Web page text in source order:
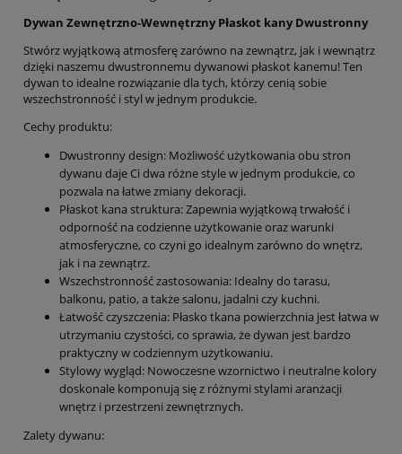
Dywan Zewnętrzno-Wewnętrzny Płaskot kany Dwustronny
Stwórz wyjątkową atmosferę zarówno na zewnątrz, jak i wewnątrz
dzięki naszemu dwustronnemu dywanowi płaskot kanemu! Ten
dywan to idealne rozwiązanie dla tych, którzy cenią sobie
wszechstronność i styl w jednym produkcie.
Cechy produktu:
Dwustronny design: Możliwość użytkowania obu stron
dywanu daje Ci dwa różne style w jednym produkcie, co
pozwala na łatwe zmiany dekoracji.
Płaskot kana struktura: Zapewnia wyjątkową trwałość i
odporność na codzienne użytkowanie oraz warunki
atmosferyczne, co czyni go idealnym zarówno do wnętrz,
jak i na zewnątrz.
Wszechstronność zastosowania: Idealny do tarasu,
balkonu, patio, a także salonu, jadalni czy kuchni.
Łatwość czyszczenia: Płasko tkana powierzchnia jest łatwa w
utrzymaniu czystości, co sprawia, że dywan jest bardzo
praktyczny w codziennym użytkowaniu.
Stylowy wygląd: Nowoczesne wzornictwo i neutralne kolory
doskonale komponują się z różnymi stylami aranżacji
wnętrz i przestrzeni zewnętrznych.
Zalety dywanu: